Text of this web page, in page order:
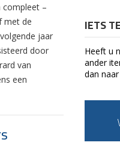
compleet –
met de
jaar
door
van
een
IETS
Heeft u
ander
dan naar